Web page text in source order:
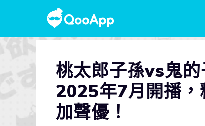
桃太郎子孫vs鬼
2025年7月開播，
加聲優！